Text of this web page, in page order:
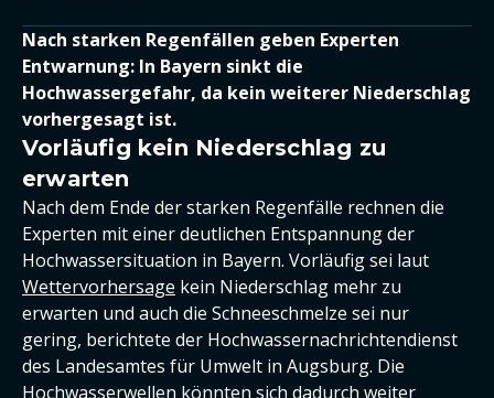
Nach starken Regenfällen geben Experten
Entwarnung: In Bayern sinkt die
Hochwassergefahr, da kein weiterer Niederschlag
vorhergesagt ist.
Vorläufig kein Niederschlag zu
erwarten
Nach dem Ende der starken Regenfälle rechnen die
Experten mit einer deutlichen Entspannung der
Hochwassersituation in Bayern. Vorläufig sei laut
Wettervorhersage kein Niederschlag mehr zu
erwarten und auch die Schneeschmelze sei nur
gering, berichtete der Hochwassernachrichtendienst
des Landesamtes für Umwelt in Augsburg. Die
Hochwasserwellen könnten sich dadurch weiter